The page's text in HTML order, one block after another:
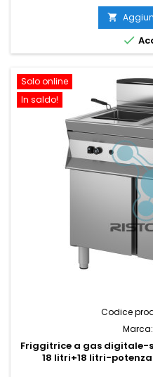


Solo online
In saldo!
Codice
Marca:
Friggitrice a gas digitale-
18 litri+18 litri-